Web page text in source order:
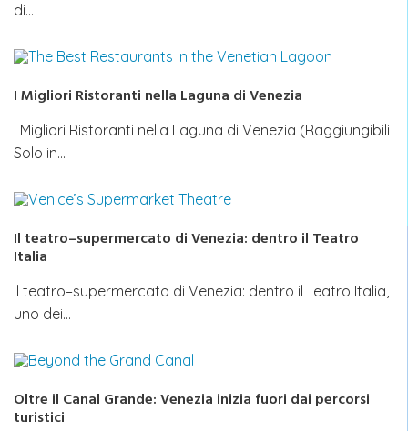
di…
I Migliori Ristoranti nella Laguna di Venezia
I Migliori Ristoranti nella Laguna di Venezia (Raggiungibili
Solo in…
Il teatro–supermercato di Venezia: dentro il Teatro
Italia
Il teatro–supermercato di Venezia: dentro il Teatro Italia,
uno dei…
Oltre il Canal Grande: Venezia inizia fuori dai percorsi
turistici